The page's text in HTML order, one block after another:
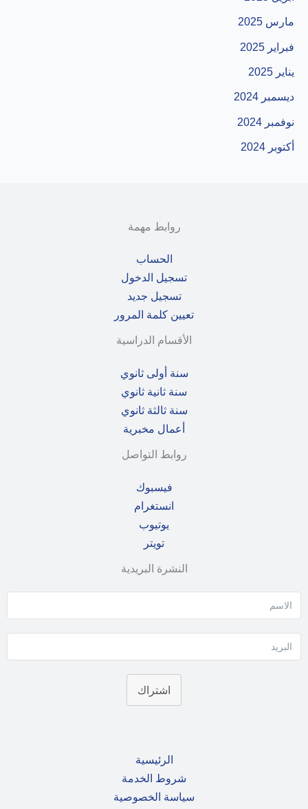
مارس 2025
فبراير 2025
يناير 2025
ديسمبر 2024
نوفمبر 2024
أكتوبر 2024
روابط مهمة
الحساب
تسجيل الدخول
تسجيل جديد
تعيين كلمة المرور
الأقسام الدراسية
سنة أولى ثانوي
سنة ثانية ثانوي
سنة ثالثة ثانوي
أعمال مخبرية
روابط التواصل
فيسبوك
انستغرام
يوتيوب
تويتر
النشرة البريدية
اشتراك
الرئيسية
شروط الخدمة
سياسة الخصوصية